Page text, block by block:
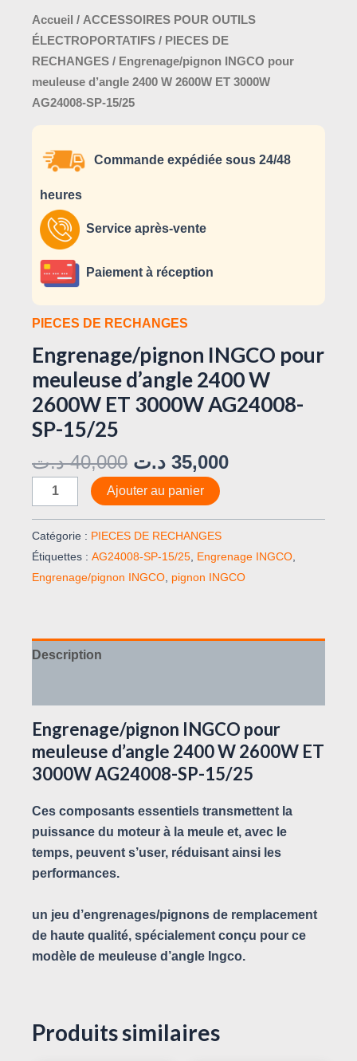
Accueil / ACCESSOIRES POUR OUTILS
ÉLECTROPORTATIFS / PIECES DE
RECHANGES / Engrenage/pignon INGCO pour
meuleuse d’angle 2400 W 2600W ET 3000W
AG24008-SP-15/25
Commande expédiée sous 24/48
heures
Service après-vente
Paiement à réception
PIECES DE RECHANGES
Engrenage/pignon INGCO pour
meuleuse d’angle 2400 W
2600W ET 3000W AG24008-
SP-15/25
40,000 د.ت 35,000 د.ت
Ajouter au panier
Catégorie : PIECES DE RECHANGES
Étiquettes : AG24008-SP-15/25, Engrenage INGCO,
Engrenage/pignon INGCO, pignon INGCO
Description
Engrenage/pignon INGCO pour
meuleuse d’angle 2400 W 2600W ET
3000W AG24008-SP-15/25
Ces composants essentiels transmettent la
puissance du moteur à la meule et, avec le
temps, peuvent s’user, réduisant ainsi les
performances.
un jeu d’engrenages/pignons de remplacement
de haute qualité, spécialement conçu pour ce
modèle de meuleuse d’angle Ingco.
Produits similaires